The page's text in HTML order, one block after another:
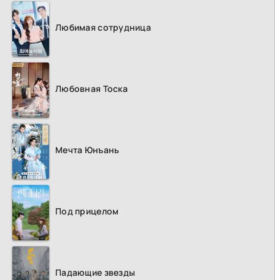
Любимая сотрудница
Любовная Тоска
Мечта Юнъань
Под прицелом
Падающие звезды